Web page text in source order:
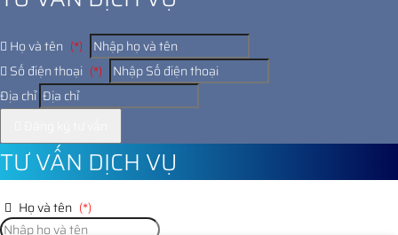
Họ và tên (*)
Số điện thoại (*)
Địa chỉ
TƯ VẤN DỊCH VỤ
Họ và tên (*)